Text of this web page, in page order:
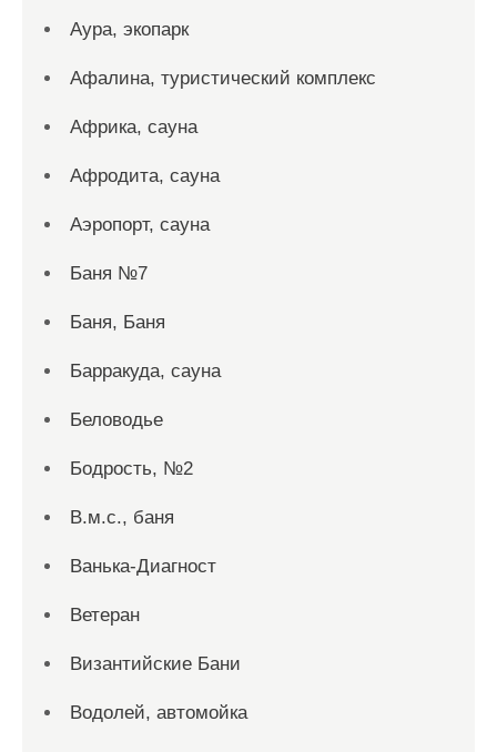
Аура, экопарк
Афалина, туристический комплекс
Африка, сауна
Афродита, сауна
Аэропорт, сауна
Баня №7
Баня, Баня
Барракуда, сауна
Беловодье
Бодрость, №2
В.м.с., баня
Ванька-Диагност
Ветеран
Византийские Бани
Водолей, автомойка